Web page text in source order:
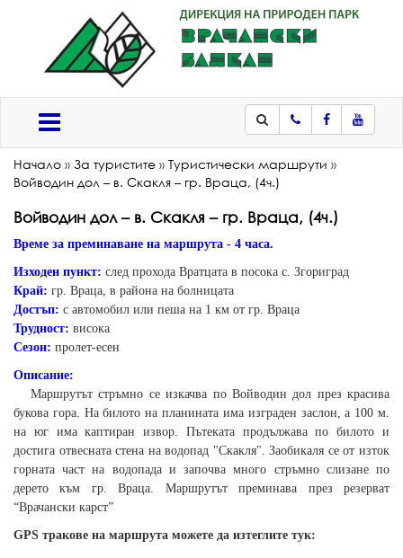
ТелефонFacebook
Начало » За туристите » Туристически маршрути »
Войводин дол – в. Скакля – гр. Враца, (4ч.)
Войводин дол – в. Скакля – гр. Враца, (4ч.)
Време за преминаване на маршрута - 4 часа.
Изходен пункт: след прохода Вратцата в посока с. Згориград
Край: гр. Враца, в района на болницата
Достъп: с автомобил или пеша на 1 км от гр. Враца
Трудност: висока
Сезон: пролет-есен
Описание:
Маршрутът стръмно се изкачва по Войводин дол през красива
букова гора. На билото на планината има изграден заслон, а 100 м.
на юг има каптиран извор. Пътеката продължава по билото и
достига отвесната стена на водопад "Скакля". Заобикаля се от изток
горната част на водопада и започва много стръмно слизане по
дерето към гр. Враца. Маршрутът преминава през резерват
“Врачански карст”
GPS тракове на маршрута можете да изтеглите тук: